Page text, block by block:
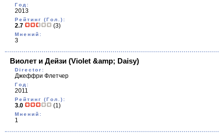
Год:
2013
Рейтинг (Гол.):
2.7 (3)
Мнений:
3
Виолет и Дейзи (Violet &amp; Daisy)
Director:
Джеффри Флетчер
Год:
2011
Рейтинг (Гол.):
3.0 (1)
Мнений:
1